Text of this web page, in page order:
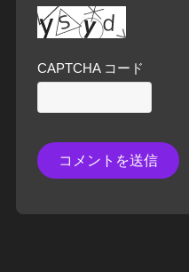
CAPTCHA コード